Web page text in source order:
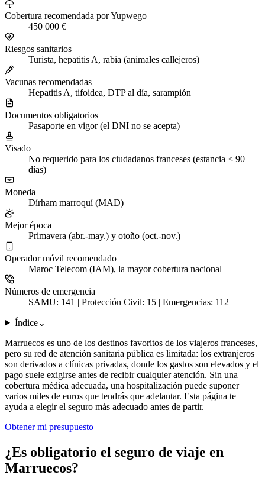
Cobertura recomendada por Yupwego
450 000 €
Riesgos sanitarios
Turista, hepatitis A, rabia (animales callejeros)
Vacunas recomendadas
Hepatitis A, tifoidea, DTP al día, sarampión
Documentos obligatorios
Pasaporte en vigor (el DNI no se acepta)
Visado
No requerido para los ciudadanos franceses (estancia < 90
días)
Moneda
Dírham marroquí (MAD)
Mejor época
Primavera (abr.-may.) y otoño (oct.-nov.)
Operador móvil recomendado
Maroc Telecom (IAM), la mayor cobertura nacional
Números de emergencia
SAMU: 141 | Protección Civil: 15 | Emergencias: 112
Índice⌄
Marruecos es uno de los destinos favoritos de los viajeros franceses,
pero su red de atención sanitaria pública es limitada: los extranjeros
son derivados a clínicas privadas, donde los gastos son elevados y el
pago suele exigirse antes de recibir cualquier atención. Sin una
cobertura médica adecuada, una hospitalización puede suponer
varios miles de euros que tendrás que adelantar. Esta página te
ayuda a elegir el seguro más adecuado antes de partir.
Obtener mi presupuesto
¿Es obligatorio el seguro de viaje en
Marruecos?